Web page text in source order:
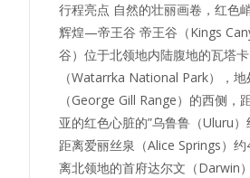
行程亮点 自然的壮丽画卷，红色
辉煌—帝王谷 帝王谷（Kings
谷）位于北领地内陆腹地的瓦塔
（Watarrka National Park），
（George Gill Range）的西侧，
亚的红色心脏的”乌鲁鲁（Uluru）
距离爱丽丝泉（Alice Springs）
离北领地的首府达尔文（Darwin